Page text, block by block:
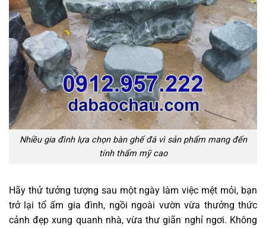
Nhiều gia đình lựa chọn bàn ghế đá vì sản phẩm mang đến
tính thẩm mỹ cao
Hãy thử tưởng tượng sau một ngày làm việc mệt mỏi, bạn
trở lại tổ ấm gia đình, ngồi ngoài vườn vừa thưởng thức
cảnh đẹp xung quanh nhà, vừa thư giãn nghỉ ngơi. Không